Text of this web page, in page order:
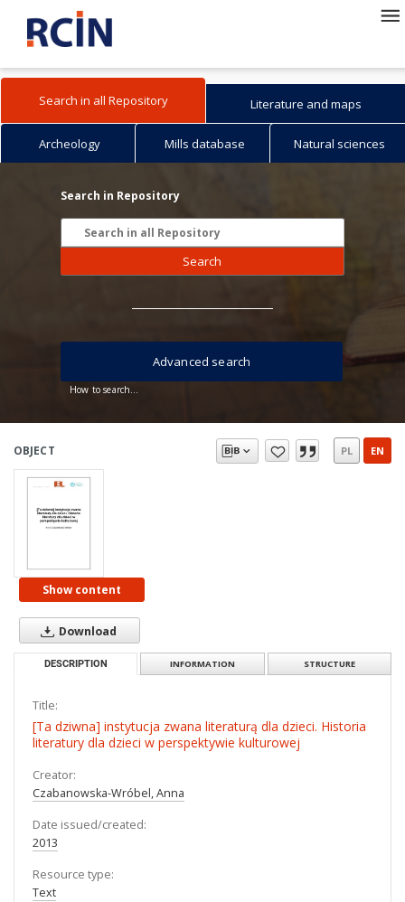
Search in all Repository Literature and maps
Archeology Mills database Natural sciences
Search in Repository
Search
How to search...
Advanced search
OBJECT PL EN
Show content
Download
DESCRIPTION INFORMATION STRUCTURE
Title:
[Ta dziwna] instytucja zwana literaturą dla dzieci. Historia
literatury dla dzieci w perspektywie kulturowej
Creator:
Czabanowska-Wróbel, Anna
Date issued/created:
2013
Resource type:
Text